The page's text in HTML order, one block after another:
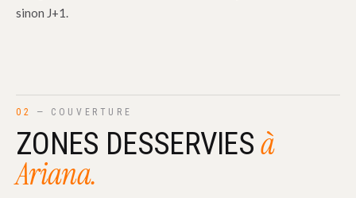
sinon J+1.
02 — COUVERTURE
ZONES DESSERVIESà
Ariana.